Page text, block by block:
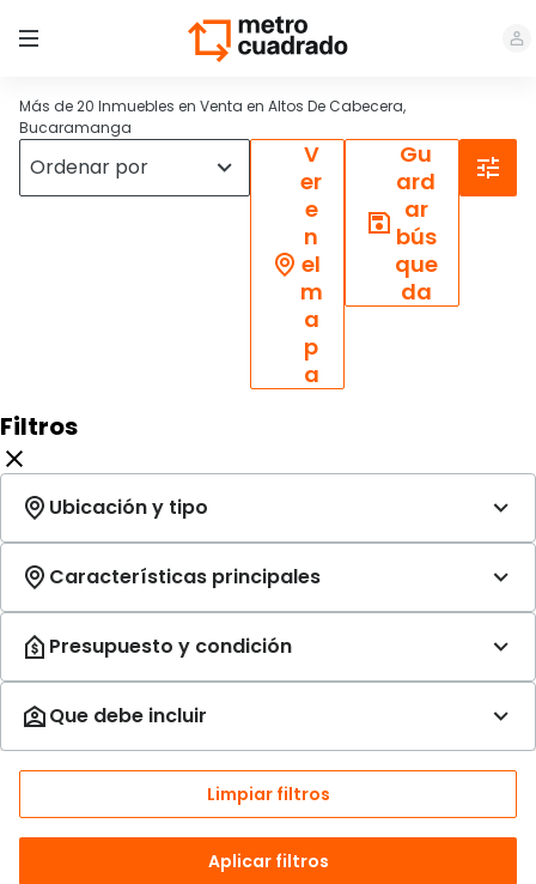
Más de 20 Inmuebles en Venta en Altos De Cabecera,
Bucaramanga
V
er
e
n
el
m
a
p
a
Gu
ard
ar
bús
que
da
Filtros
Limpiar filtros
Aplicar filtros